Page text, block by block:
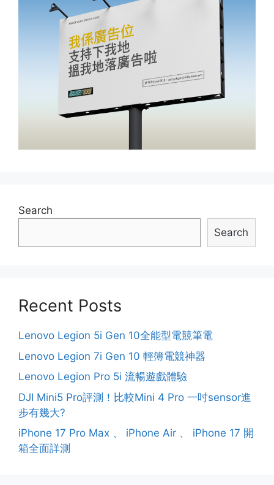
Search
Search
Recent Posts
Lenovo Legion 5i Gen 10全能型電競筆電
Lenovo Legion 7i Gen 10 輕簿電競神器
Lenovo Legion Pro 5i 流暢遊戲體驗
DJI Mini5 Pro評測！比較Mini 4 Pro 一吋sensor進
步有幾大?
iPhone 17 Pro Max 、 iPhone Air 、 iPhone 17 開
箱全面詳測